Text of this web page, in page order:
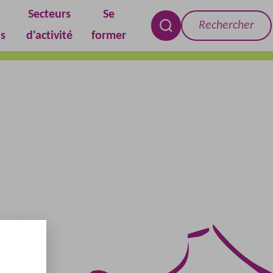
Secteurs
d'activité
Se
former
Rechercher
RECHERCHER